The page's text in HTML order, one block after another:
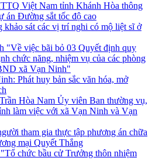
Việt Nam tỉnh Khánh Hòa thông
án Đường sắt tốc độ cao
khảo sát các vị trí nghi có mộ liệt sĩ ở
"Về việc bãi bỏ 03 Quyết định quy
chức năng, nhiệm vụ của các phòng
xã Vạn Ninh"
Phát huy bản sắc văn hóa, mở
Hòa Nam Ủy viên Ban thường vụ,
làm việc với xã Vạn Ninh và Vạn
tham gia thực tập phương án chữa
mại Quyết Thắng
chức bầu cử Trưởng thôn nhiệm